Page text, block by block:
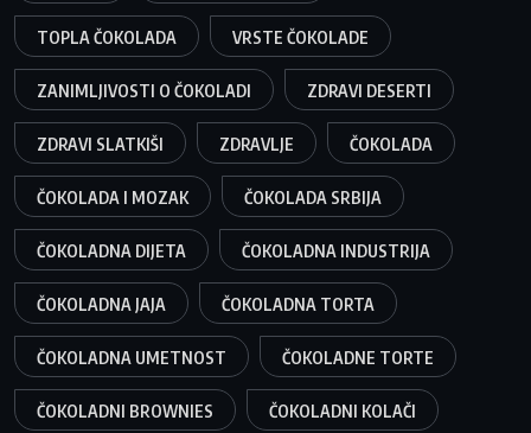
TOPLA ČOKOLADA VRSTE ČOKOLADE
ZANIMLJIVOSTI O ČOKOLADI ZDRAVI DESERTI
ZDRAVI SLATKIŠI ZDRAVLJE ČOKOLADA
ČOKOLADA I MOZAK ČOKOLADA SRBIJA
ČOKOLADNA DIJETA ČOKOLADNA INDUSTRIJA
ČOKOLADNA JAJA ČOKOLADNA TORTA
ČOKOLADNA UMETNOST ČOKOLADNE TORTE
ČOKOLADNI BROWNIES ČOKOLADNI KOLAČI